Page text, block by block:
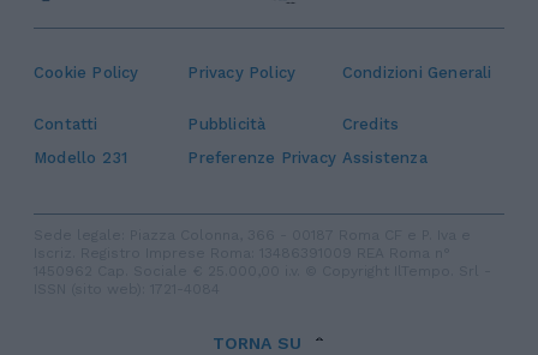
Cookie Policy Privacy Policy Condizioni Generali
Contatti Pubblicità
Credits
Modello 231
Preferenze Privacy Assistenza
TORNA SU